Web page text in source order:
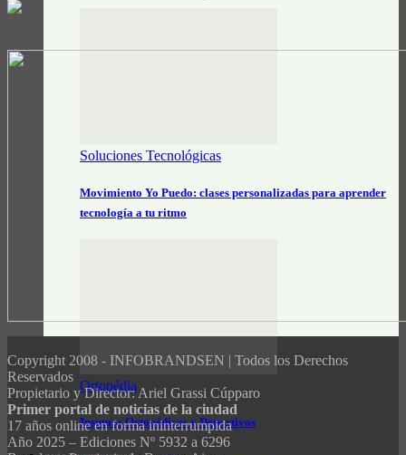
Soluciones Tecnológicas
Movimiento Yo Puedo: clases personalizadas para aprender
tecnología a tu ritmo
Ortopédia
Insumos Ortopédicos y Deportivos
Copyright 2008 - INFOBRANDSEN | Todos los Derechos
Reservados
Propietario y Director: Ariel Grassi Cúpparo
Primer portal de noticias de la ciudad
17 años online en forma ininterrumpida
Año 2025 – Ediciones Nº 5932 a 6296